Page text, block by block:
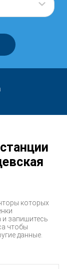
которых
и запишитесь
чтобы
данные.